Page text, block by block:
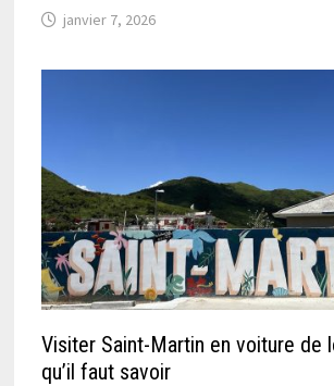
janvier 7, 2026
Visiter Saint-Martin en voiture de
qu’il faut savoir